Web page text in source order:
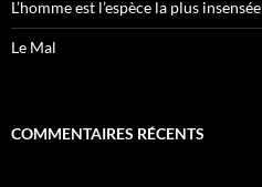
L’homme est l’espèce la plus insensée
Le Mal
COMMENTAIRES RÉCENTS